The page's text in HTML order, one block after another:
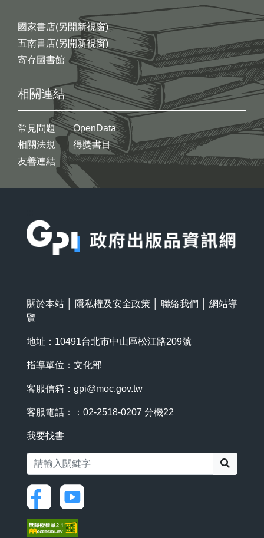
國家書店(另開新視窗)
五南書店(另開新視窗)
寄存圖書館
相關連結
常見問題
相關法規
友善連結
OpenData
得獎書目
關於本站 隱私權及安全政策 聯絡我們
網站導
覽
地址：10491台北市中山區松江路209號
指導單位：文化部
客服信箱： gpi@moc.gov.tw
客服電話：：02-2518-0207 分機22
我要找書